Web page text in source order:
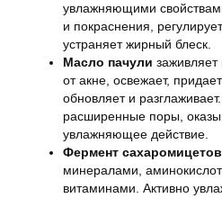
увлажняющими
и покраснения,
устраняет жирный блеск.
Масло пачули
от акне, освежает,
обновляет и
расширенные поры,
увлажняющее действие.
Фермент сахаромицетов
минералами,
витаминами. Активно